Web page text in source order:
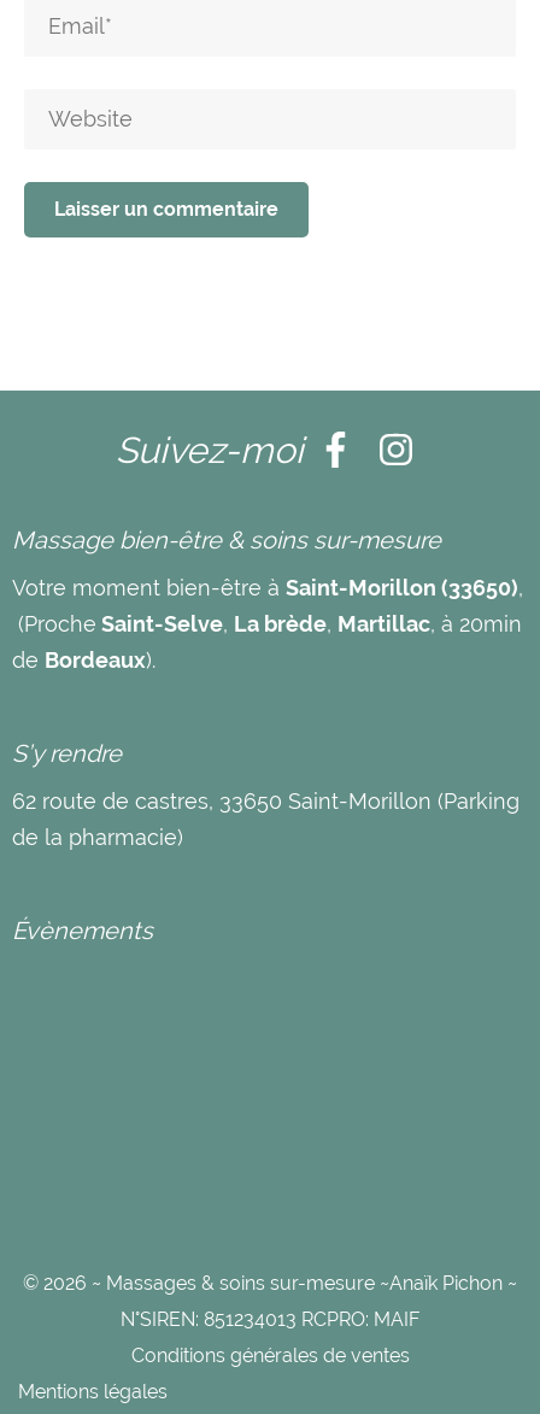
Suivez-moi
Massage bien-être & soins sur-mesure
Votre moment bien-être à Saint-Morillon (33650),
(Proche Saint-Selve, La brède, Martillac, à 20min
de Bordeaux).
S’y rendre
62 route de castres, 33650 Saint-Morillon (Parking
de la pharmacie)
Évènements
© 2026 ~ Massages & soins sur-mesure ~Anaïk Pichon ~
N°SIREN: 851234013 RCPRO: MAIF
Conditions générales de ventes
Mentions légales